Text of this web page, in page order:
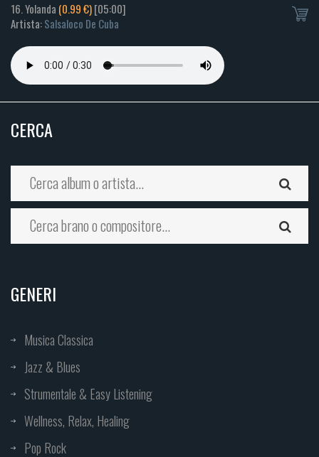
16. Yolanda (0.99 €)[05:00]
Artista:Salsaloco De Cuba
CERCA
GENERI
Musica Classica
Jazz & Blues
Strumentale & Easy Listening
Wellness, Relax, Healing
Pop Rock